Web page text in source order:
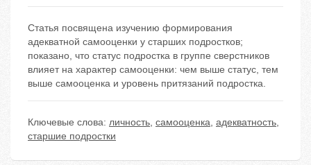
Статья посвящена изучению формирования
адекватной самооценки у старших подростков;
показано, что статус подростка в группе сверстников
влияет на характер самооценки: чем выше статус, тем
выше самооценка и уровень притязаний подростка.
Ключевые слова: личность, самооценка, адекватность,
старшие подростки